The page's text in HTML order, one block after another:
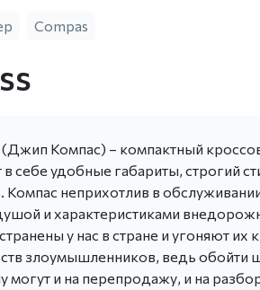
Compas
(Джип Компас) – компактный
в себе удобные габариты, строгий
Компас неприхотлив в
и характеристиками
у нас в стране и угоняют
злоумышленников, ведь обойти
могут и на перепродажу, и на